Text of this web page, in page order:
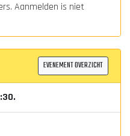
Aanmelden is niet
EVENEMENT OVERZICHT